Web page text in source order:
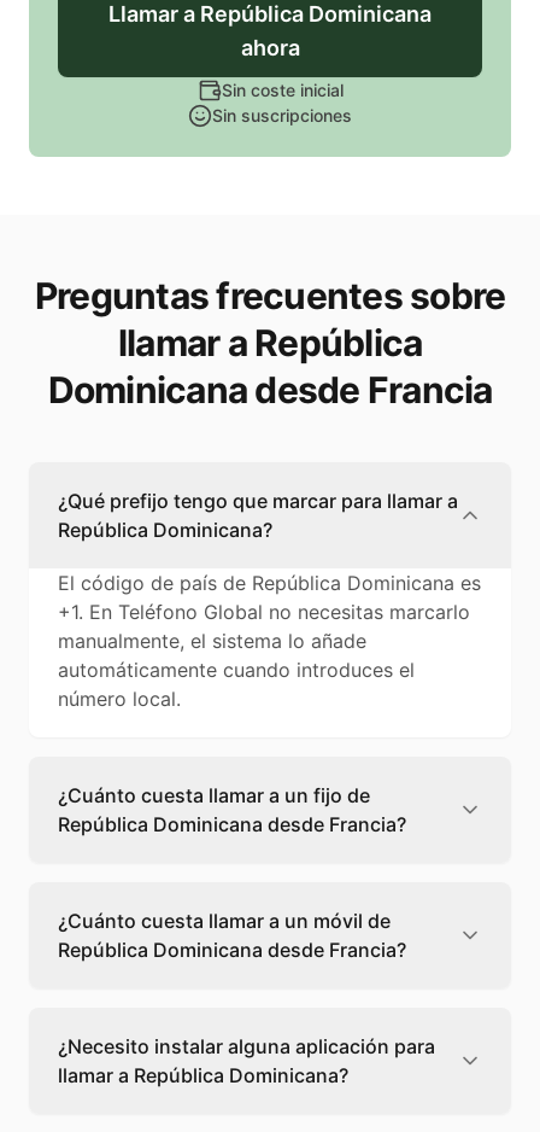
Llamara República Dominicana
ahora
Sin coste inicial
Sin suscripciones
Preguntas frecuentes sobre
llamar a República
Dominicana desde Francia
¿Qué prefijo tengo que marcar para llamar a
República Dominicana?
El código de país de República Dominicana es
+1. En Teléfono Global no necesitas marcarlo
manualmente, el sistema lo añade
automáticamente cuando introduces el
número local.
¿Cuánto cuesta llamar a un fijo de
República Dominicana desde Francia?
desde Francia cuesta 0,68 €/min con
Teléfono Global. Verás el precio exacto antes
de marcar para que sepas qué vas a gastar.
¿Cuánto cuesta llamar a un móvil de
República Dominicana desde Francia?
desde Francia cuesta 0,89 €/min con
Teléfono Global. Pagas solo los minutos que
hablas, sin cuotas ni permanencia.
¿Necesito instalar alguna aplicación para
llamar a República Dominicana?